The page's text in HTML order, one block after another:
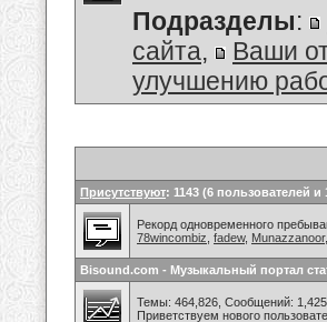
Подразделы:
сайта,
Ваши
улучшению
Присутствуют: 1143 (6 пользователей и
Рекорд одновременного
78wincombiz fadew, Munazzanoor,
Bisound.com - Музыкальный портал
Темы: 464,826, Сообщений:
Приветствуем нового